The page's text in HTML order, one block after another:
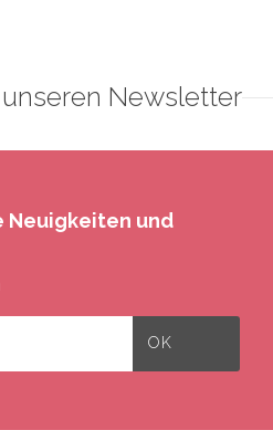
Newsletter
Neuigkeiten und